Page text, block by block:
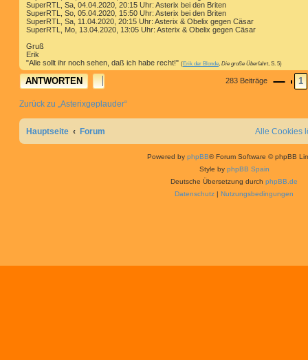
SuperRTL, Sa, 04.04.2020, 20:15 Uhr: Asterix bei den Briten
SuperRTL, So, 05.04.2020, 15:50 Uhr: Asterix bei den Briten
SuperRTL, Sa, 11.04.2020, 20:15 Uhr: Asterix & Obelix gegen Cäsar
SuperRTL, Mo, 13.04.2020, 13:05 Uhr: Asterix & Obelix gegen Cäsar
Gruß
Erik
"Alle sollt ihr noch sehen, daß ich habe recht!" (Erik der Blonde, Die große Überfahrt, S. 5)
ANTWORTEN 283 Beiträge 1
Zurück zu „Asterixgeplauder“
Hauptseite Forum Alle Cookies
Powered by phpBB® Forum Software © phpBB
Style by phpBB Spain
Deutsche Übersetzung durch phpBB.de
Datenschutz
Nutzungsbedingungen